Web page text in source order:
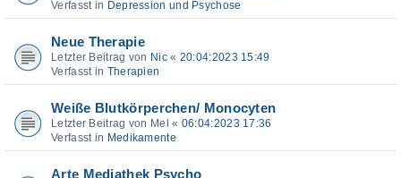
Verfasst in Depression und Psychose
Neue Therapie
Letzter Beitrag von Nic« 20:04:2023 15:49
Verfasst in Therapien
Weiße Blutkörperchen/ Monocyten
Letzter Beitrag von Mel « 06:04:2023 17:36
Verfasst in Medikamente
Arte Mediathek Psycho